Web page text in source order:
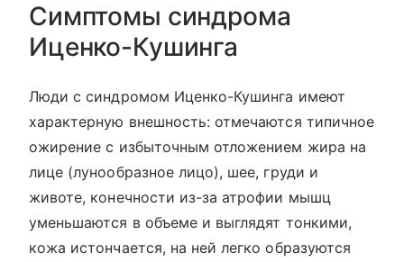
Симптомы синдрома
Иценко-Кушинга
Люди с синдромом Иценко-Кушинга имеют
характерную внешность: отмечаются типичное
ожирение с избыточным отложением жира на
лице (лунообразное лицо), шее, груди и
животе, конечности из-за атрофии мышц
уменьшаются в объеме и выглядят тонкими,
кожа истончается, на ней легко образуются